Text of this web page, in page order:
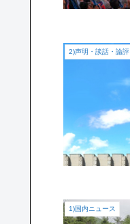
2)声明・談話・論評
1)国内ニュース